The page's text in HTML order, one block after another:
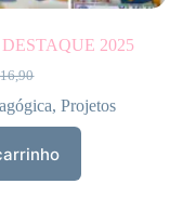
2025
, Projetos